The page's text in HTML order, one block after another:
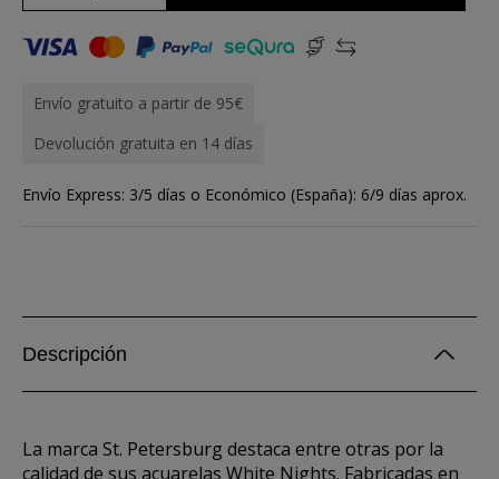
Envío gratuito a partir de 95€
Devolución gratuita en 14 días
Envío Express: 3/5 días o Económico (España): 6/9 días aprox.
Descripción
La marca St. Petersburg destaca entre otras por la
calidad de sus acuarelas White Nights. Fabricadas en